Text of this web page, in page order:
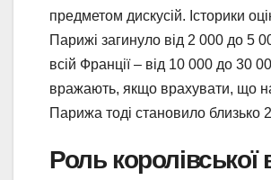
предметом дискусій. Історики
Парижі загинуло від 2 000 до 5
всій Франції – від 10 000 до 30
вражають, якщо врахувати, що
Парижа тоді становило близько
Роль королівської